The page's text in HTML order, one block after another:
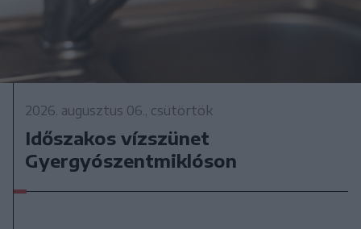
2026. augusztus 06., csütörtök
Időszakos vízszünet
Gyergyószentmiklóson